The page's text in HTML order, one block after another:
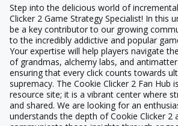
Step into the delicious world of
Clicker 2 Game Strategy Specialist! In this
be a key contributor to our growing
to the incredibly addictive and popular
Your expertise will help players navigate
of grandmas, alchemy labs, and
ensuring that every click counts towards
supremacy. The Cookie Clicker 2 Fan Hub
resource site; it is a vibrant center where
and shared. We are looking for an
understands the depth of Cookie Clicker 2